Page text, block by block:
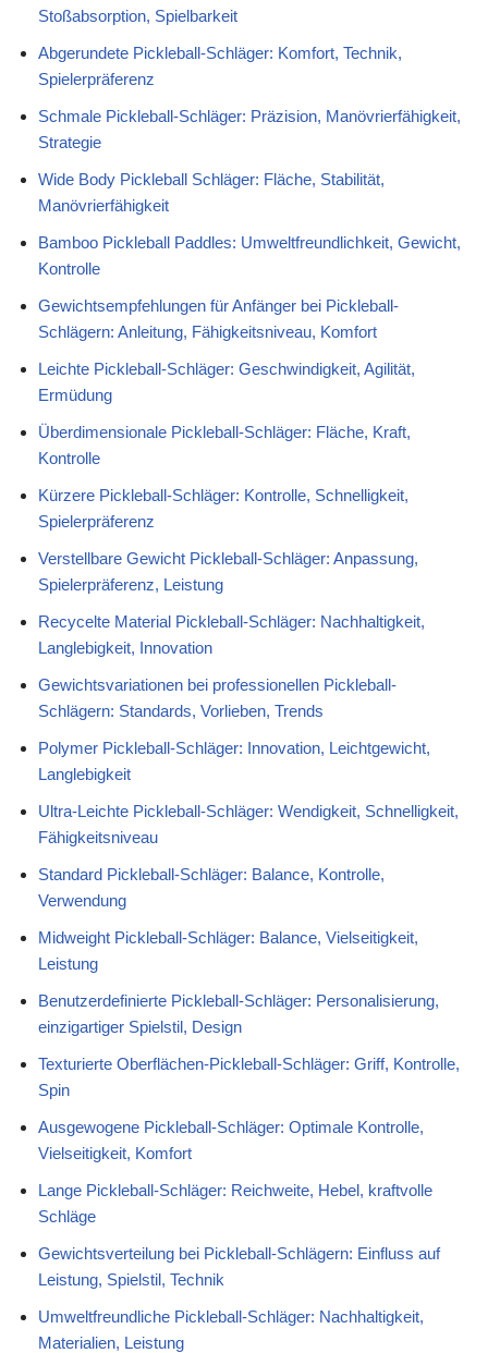
Stoßabsorption, Spielbarkeit
Abgerundete Pickleball-Schläger: Komfort, Technik,
Spielerpräferenz
Schmale Pickleball-Schläger: Präzision, Manövrierfähigkeit,
Strategie
Wide Body Pickleball Schläger: Fläche, Stabilität,
Manövrierfähigkeit
Bamboo Pickleball Paddles: Umweltfreundlichkeit, Gewicht,
Kontrolle
Gewichtsempfehlungen für Anfänger bei Pickleball-
Schlägern: Anleitung, Fähigkeitsniveau, Komfort
Leichte Pickleball-Schläger: Geschwindigkeit, Agilität,
Ermüdung
Überdimensionale Pickleball-Schläger: Fläche, Kraft,
Kontrolle
Kürzere Pickleball-Schläger: Kontrolle, Schnelligkeit,
Spielerpräferenz
Verstellbare Gewicht Pickleball-Schläger: Anpassung,
Spielerpräferenz, Leistung
Recycelte Material Pickleball-Schläger: Nachhaltigkeit,
Langlebigkeit, Innovation
Gewichtsvariationen bei professionellen Pickleball-
Schlägern: Standards, Vorlieben, Trends
Polymer Pickleball-Schläger: Innovation, Leichtgewicht,
Langlebigkeit
Ultra-Leichte Pickleball-Schläger: Wendigkeit, Schnelligkeit,
Fähigkeitsniveau
Standard Pickleball-Schläger: Balance, Kontrolle,
Verwendung
Midweight Pickleball-Schläger: Balance, Vielseitigkeit,
Leistung
Benutzerdefinierte Pickleball-Schläger: Personalisierung,
einzigartiger Spielstil, Design
Texturierte Oberflächen-Pickleball-Schläger: Griff, Kontrolle,
Spin
Ausgewogene Pickleball-Schläger: Optimale Kontrolle,
Vielseitigkeit, Komfort
Lange Pickleball-Schläger: Reichweite, Hebel, kraftvolle
Schläge
Gewichtsverteilung bei Pickleball-Schlägern: Einfluss auf
Leistung, Spielstil, Technik
Umweltfreundliche Pickleball-Schläger: Nachhaltigkeit,
Materialien, Leistung